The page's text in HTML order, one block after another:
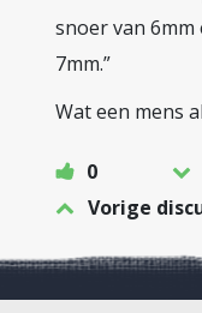
snoer van 6mm
7mm.”
Wat een mens
0
Vorige